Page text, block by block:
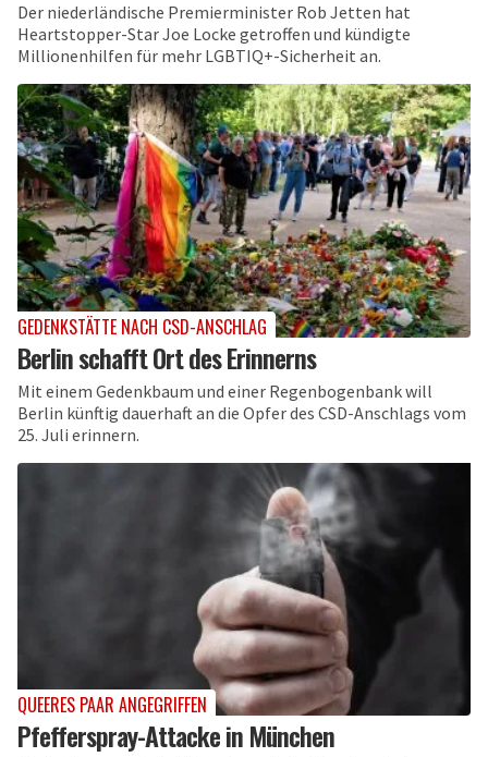
Der niederländische Premierminister Rob Jetten hat
Heartstopper-Star Joe Locke getroffen und kündigte
Millionenhilfen für mehr LGBTIQ+-Sicherheit an.
GEDENKSTÄTTE NACH CSD-ANSCHLAG
Berlin schafft Ort des Erinnerns
Mit einem Gedenkbaum und einer Regenbogenbank will
Berlin künftig dauerhaft an die Opfer des CSD-Anschlags vom
25. Juli erinnern.
QUEERES PAAR ANGEGRIFFEN
Pfefferspray-Attacke in München